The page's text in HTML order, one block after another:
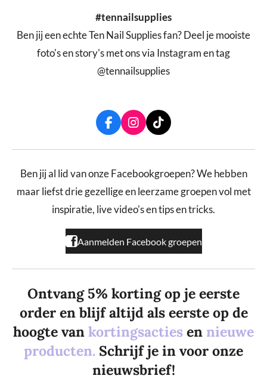
#tennailsupplies
Ben jij een echte Ten Nail Supplies fan? Deel je mooiste
foto's en story's met ons via Instagram en tag
@tennailsupplies
F
a
c
b
o
k
I
n
s
a
r
a
T
i
k
o
Ben jij al lid van onze Facebookgroepen? We hebben
maar liefst drie gezellige en leerzame groepen vol met
inspiratie, live video's en tips en tricks.
Aanmelden Facebook groepen
Ontvang 5% korting op je eerste
order en blijf altijd als eerste op de
hoogte van kortingsacties en nieuwe
producten. Schrijf je in voor onze
nieuwsbrief!